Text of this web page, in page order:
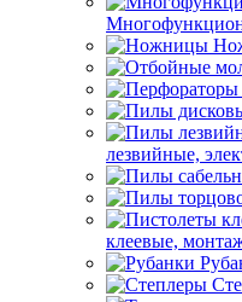
лезвийные,
клеевые,